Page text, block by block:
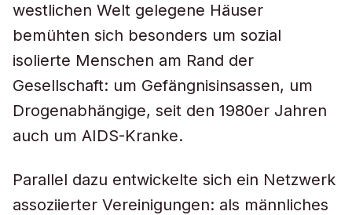
westlichen Welt gelegene Häuser
bemühten sich besonders um sozial
isolierte Menschen am Rand der
Gesellschaft: um Gefängnisinsassen, um
Drogenabhängige, seit den 1980er Jahren
auch um AIDS-Kranke.
Parallel dazu entwickelte sich ein Netzwerk
assoziierter Vereinigungen: als männliches